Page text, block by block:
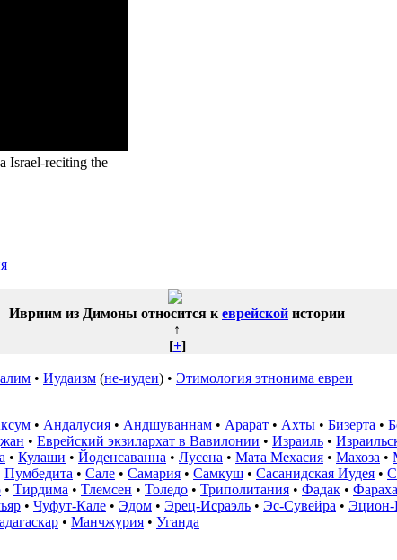
Israel-reciting the
Ивриим из Димоны относится к еврейской истории
↑
[+]
• Иудаизм (не-иудеи) • Этимология этнонима евреи
• Андалусия • Андшуваннам • Арарат • Ахты • Бизерта •
• Еврейский экзилархат в Вавилонии • Израиль •
• Кулаши • Йоденсаванна • Лусена • Мата Мехасия • Махоза •
Пумбедита • Сале • Самария • Самкуш • Сасанидская Иудея •
• Тирдима • Тлемсен • Толедо • Триполитания • Фадак •
• Чуфут-Кале • Эдом • Эрец-Исраэль • Эс-Сувейра • Эцион-
• Манчжурия • Уганда